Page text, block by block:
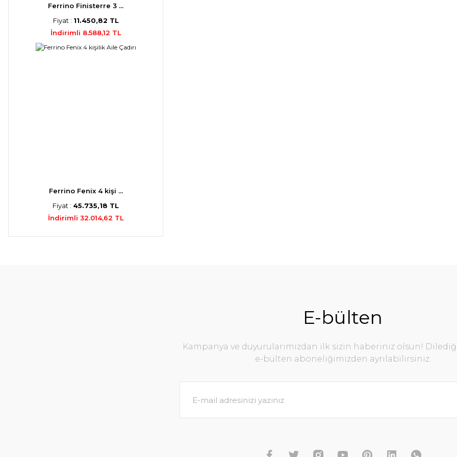
Ferrino Finisterre 3 ...
Fiyat : 11.450,82 TL
İndirimli 8.588,12 TL
Ferrino Fenix 4 kişi ...
Fiyat : 45.735,18 TL
İndirimli 32.014,62 TL
E-bülten
Kampanya ve duyurularımızdan ilk sizin haberiniz olsun!
e-bülten aboneliğimizden ayrılabilirsiniz.